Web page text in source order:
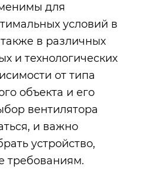
для
условий в
также в различных
и технологических
от типа
объекта и его
вентилятора
и важно
устройство,
требованиям.